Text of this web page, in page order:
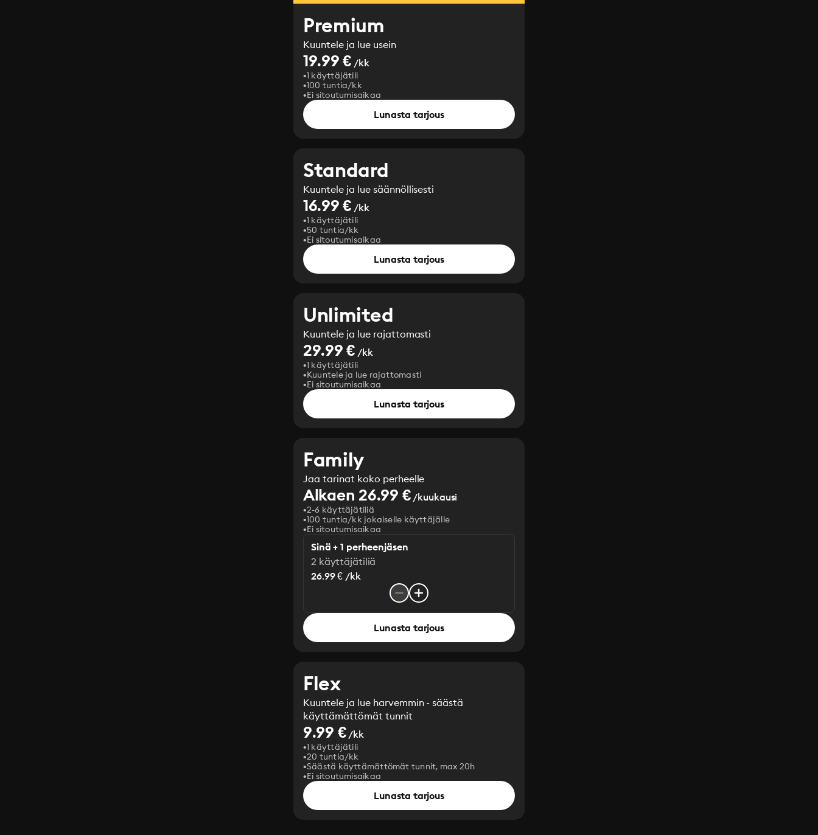
Premium
Kuuntele ja lue usein
19.99 € /kk
1 käyttäjätili
100 tuntia/kk
Ei sitoutumisaikaa
Lunasta tarjous
Standard
Kuuntele ja lue säännöllisesti
16.99 € /kk
1 käyttäjätili
50 tuntia/kk
Ei sitoutumisaikaa
Lunasta tarjous
Unlimited
Kuuntele ja lue rajattomasti
29.99 € /kk
1 käyttäjätili
Kuuntele ja lue rajattomasti
Ei sitoutumisaikaa
Lunasta tarjous
Family
Jaa tarinat koko perheelle
Alkaen 26.99 €/kuukausi
2-6 käyttäjätiliä
100 tuntia/kk jokaiselle käyttäjälle
Ei sitoutumisaikaa
Sinä + 1 perheenjäsen
2 käyttäjätiliä
26.99 € /kk
Lunasta tarjous
Flex
Kuuntele ja lue harvemmin - säästä
käyttämättömät tunnit
9.99 €/kk
1 käyttäjätili
20 tuntia/kk
Säästä käyttämättömät tunnit, max 20h
Ei sitoutumisaikaa
Lunasta tarjous